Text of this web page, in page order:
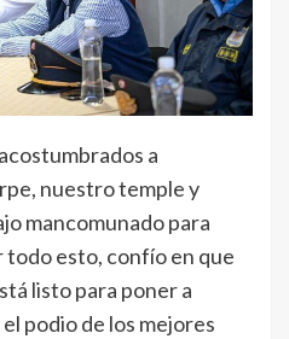
a
nuestro temple y
mancomunado para
esto, confío en que
listo para poner a
podio de los mejores